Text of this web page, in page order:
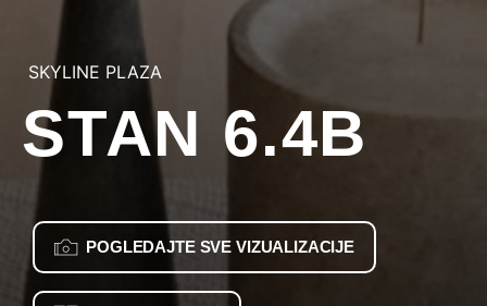
SKYLINE PLAZA
STAN 6.4B
POGLEDAJTE SVE VIZUALIZACIJE